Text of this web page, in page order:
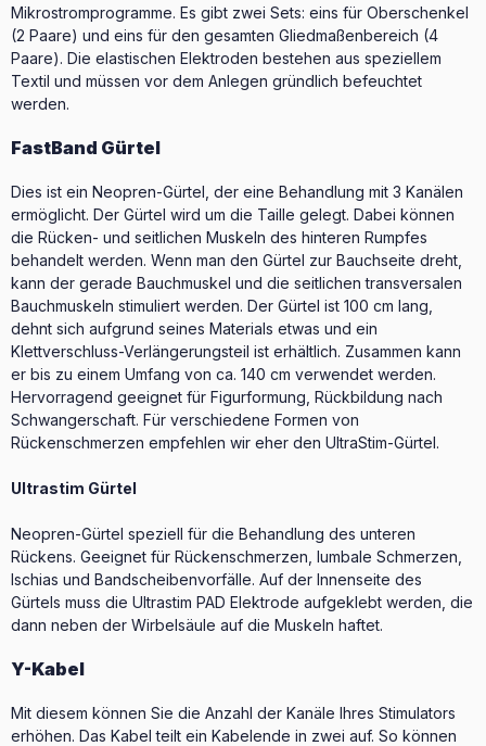
Mikrostromprogramme. Es gibt zwei Sets: eins für Oberschenkel
(2 Paare) und eins für den gesamten Gliedmaßenbereich (4
Paare). Die elastischen Elektroden bestehen aus speziellem
Textil und müssen vor dem Anlegen gründlich befeuchtet
werden.
FastBand Gürtel
Dies ist ein Neopren-Gürtel, der eine Behandlung mit 3 Kanälen
ermöglicht. Der Gürtel wird um die Taille gelegt. Dabei können
die Rücken- und seitlichen Muskeln des hinteren Rumpfes
behandelt werden. Wenn man den Gürtel zur Bauchseite dreht,
kann der gerade Bauchmuskel und die seitlichen transversalen
Bauchmuskeln stimuliert werden. Der Gürtel ist 100 cm lang,
dehnt sich aufgrund seines Materials etwas und ein
Klettverschluss-Verlängerungsteil ist erhältlich. Zusammen kann
er bis zu einem Umfang von ca. 140 cm verwendet werden.
Hervorragend geeignet für Figurformung, Rückbildung nach
Schwangerschaft. Für verschiedene Formen von
Rückenschmerzen empfehlen wir eher den UltraStim-Gürtel.
Ultrastim Gürtel
Neopren-Gürtel speziell für die Behandlung des unteren
Rückens. Geeignet für Rückenschmerzen, lumbale Schmerzen,
Ischias und Bandscheibenvorfälle. Auf der Innenseite des
Gürtels muss die Ultrastim PAD Elektrode aufgeklebt werden, die
dann neben der Wirbelsäule auf die Muskeln haftet.
Y-Kabel
Mit diesem können Sie die Anzahl der Kanäle Ihres Stimulators
erhöhen. Das Kabel teilt ein Kabelende in zwei auf. So können